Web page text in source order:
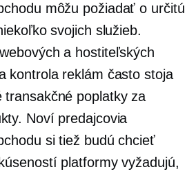
môžu požiadať o určitú
svojich služieb.
a hostiteľských
kontrola reklám často stoja
transakčné poplatky za
Noví predajcovia
si tiež budú chcieť
platformy vyžadujú,